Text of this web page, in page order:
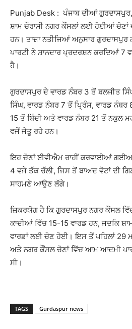
Punjab Desk : ਪੰਜਾਬ ਦੀਆਂ
ਸ਼ਾਮ ਚੌਰਾਸੀ ਨਗਰ ਕੌਂਸਲਾਂ ਲਈ ਹੋਈਆਂ
ਹਨ। ਤਾਜ਼ਾ ਨਤੀਜਿਆਂ ਅਨੁਸਾਰ ਗੁਰਦਾਸਪੁਰ
ਪਾਰਟੀ ਨੇ ਸ਼ਾਨਦਾਰ ਪ੍ਰਦਰਸ਼ਨ ਕਰਦਿਆਂ 7
ਹੈ।
ਗੁਰਦਾਸਪੁਰ ਦੇ ਵਾਰਡ ਨੰਬਰ 3 ਤੋਂ ਬਲਜੀਤ
ਸਿੰਘ, ਵਾਰਡ ਨੰਬਰ 7 ਤੋਂ ਪ੍ਰਿੰਸ, ਵਾਰਡ
15 ਤੋਂ ਬਿੰਦੀ ਅਤੇ ਵਾਰਡ ਨੰਬਰ 21 ਤੋਂ ਨਕੁਲ
ਵਜੋਂ ਜੇਤੂ ਰਹੇ ਹਨ।
ਇਹ ਚੋਣਾਂ ਈਵੀਐਮ ਰਾਹੀਂ ਕਰਵਾਈਆਂ
4 ਵਜੇ ਤੱਕ ਚੱਲੀ, ਜਿਸ ਤੋਂ ਬਾਅਦ ਵੋਟਾਂ ਦੀ
ਸਾਹਮਣੇ ਆਉਣ ਲੱਗੇ।
ਜ਼ਿਕਰਯੋਗ ਹੈ ਕਿ ਗੁਰਦਾਸਪੁਰ ਨਗਰ ਕੌਂਸਲ
ਕਾਦੀਆਂ ਵਿੱਚ 15-15 ਵਾਰਡ ਹਨ, ਜਦਕਿ
ਵਾਰਡਾਂ ਲਈ ਚੋਣ ਹੋਈ। ਇਸ ਤੋਂ ਪਹਿਲਾਂ
ਅਤੇ ਨਗਰ ਕੌਂਸਲ ਚੋਣਾਂ ਵਿੱਚ ਆਮ ਆਦਮੀ
ਸੀ।
TAGS Gurdaspur news